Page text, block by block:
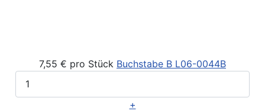
7,55 € pro Stück Buchstabe B L06-0044B
+